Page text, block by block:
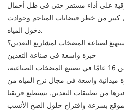
على أداء مستقر حتى في ظل أحمال
كبير من خطر فيضانات المناجم وحوادث
دخول المياه.
لصناعة المضخات لمشاريع التعدين؟
خبرة واسعة في صناعة التعدين
بفضل خبرتها التي تزيد عن 16 عامًا في تصنيع المضخات الصناعية،
واسعة في مجال نزح المياه من
من تطبيقات التعدين. يستطيع فريقنا